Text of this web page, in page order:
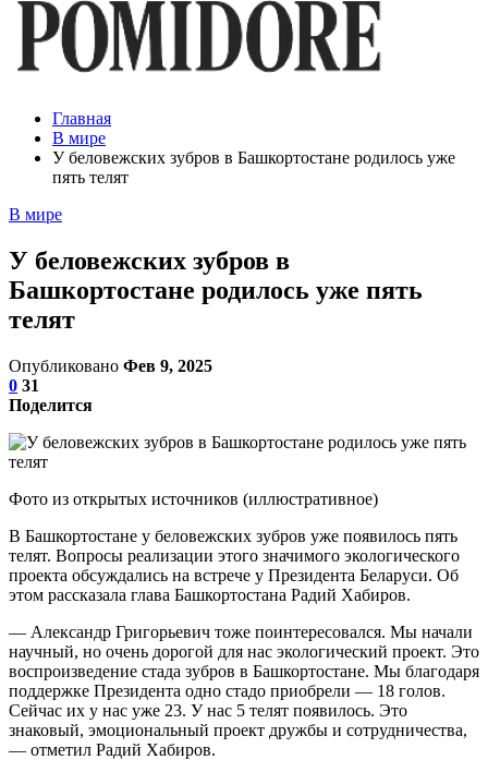
Главная
В мире
У беловежских зубров в Башкортостане родилось уже
пять телят
В мире
У беловежских зубров в
Башкортостане родилось уже пять
телят
Опубликовано Фев 9, 2025
0 31
Поделится
Фото из открытых источников (иллюстративное)
В Башкортостане у беловежских зубров уже появилось пять
телят. Вопросы реализации этого значимого экологического
проекта обсуждались на встрече у Президента Беларуси. Об
этом рассказала глава Башкортостана Радий Хабиров.
— Александр Григорьевич тоже поинтересовался. Мы начали
научный, но очень дорогой для нас экологический проект. Это
воспроизведение стада зубров в Башкортостане. Мы благодаря
поддержке Президента одно стадо приобрели — 18 голов.
Сейчас их у нас уже 23. У нас 5 телят появилось. Это
знаковый, эмоциональный проект дружбы и сотрудничества,
— отметил Радий Хабиров.